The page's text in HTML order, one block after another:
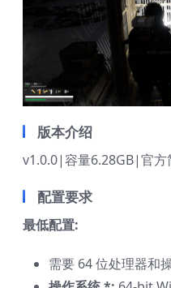
版本介绍
v1.0.0|容量6.28GB|官
配置要求
最低配置:
需要 64 位处理器和